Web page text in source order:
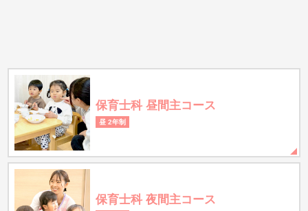
保育士科 昼間主コース
昼 2年制
保育士科 夜間主コース